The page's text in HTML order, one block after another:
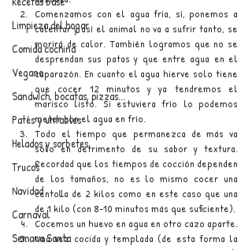
Limpieza del hogar
Comida cochina
Vegano
Sandwich, bocatas, pizzas...
Patés y untables
Helados y sorbetes
Trucos
Navidad
Carnaval
Semana Santa
Comenzamos con el agua fría, sí, ponemos a
calentar y así el animal no va a sufrir tanto, se
morirá de calor. También logramos que no se
desprendan sus patas y que entre agua en el
caparazón. En cuanto el agua hierve solo tiene
que cocer 12 minutos y ya tendremos el
marisco listo. Si estuviera frío lo podemos
meter con el agua en frío.
Todo el tiempo que permanezca de más va
solo en detrimento de su sabor y textura.
Recordad que los tiempos de cocción dependen
de los tamaños, no es lo mismo cocer una
centolla de 2 kilos como en este caso que una
de 1 kilo (con 8-10 minutos más que suficiente).
Cocemos un huevo en agua en otro cazo aparte.
Una vez cocida y templada (de esta forma la